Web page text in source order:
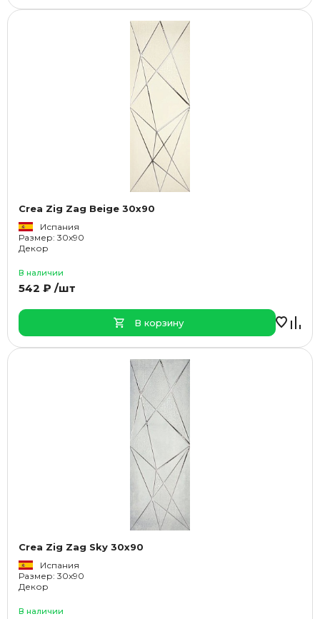
Crea Zig Zag Beige 30x90
Испания
Размер: 30x90
Декор
В наличии
542 ₽ /шт
В корзину
Crea Zig Zag Sky 30x90
Испания
Размер: 30x90
Декор
В наличии